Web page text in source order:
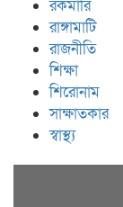
রকমারি
রাঙ্গামাটি
রাজনীতি
শিক্ষা
শিরোনাম
সাক্ষাতকার
স্বাস্থ্য